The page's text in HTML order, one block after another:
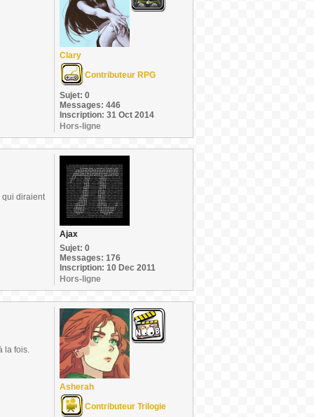
Clary
Contributeur RPG
Sujet: 0
Messages: 446
Inscription: 31 Oct 2014
Hors-ligne
qui diraient
Ajax
Sujet: 0
Messages: 176
Inscription: 10 Dec 2011
Hors-ligne
la fois.
Asherah
Contributeur Trilogie